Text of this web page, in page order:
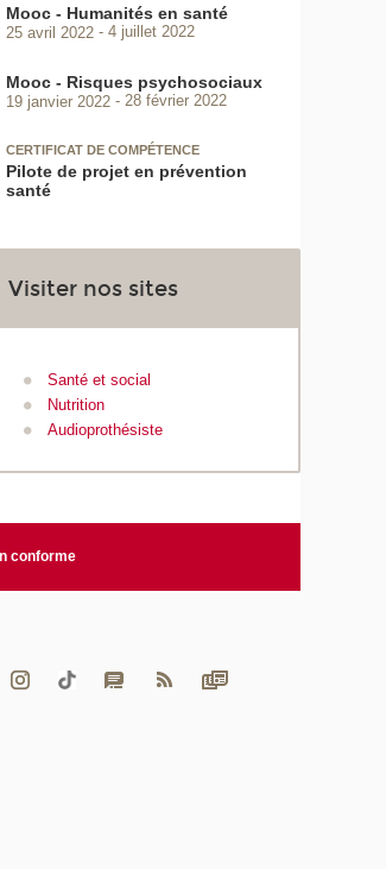
Mooc - Humanités en santé
25 avril 2022 4 juillet 2022
Mooc - Risques psychosociaux
19 janvier 2022 28 février 2022
CERTIFICAT DE COMPÉTENCE
Pilote de projet en prévention
santé
Visiter nos sites
Santé et social
Nutrition
Audioprothésiste
conforme